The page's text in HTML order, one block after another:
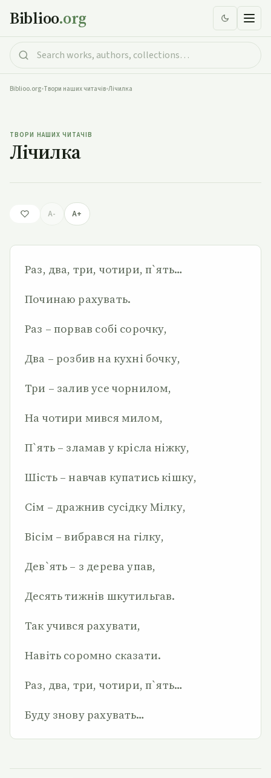
Biblioo.org
Biblioo.org•Твори наших читачів•Лічилка
ТВОРИ НАШИХ ЧИТАЧІВ
Лічилка
A- A+
Раз, два, три, чотири, п`ять…
Починаю рахувать.
Раз – порвав собі сорочку,
Два – розбив на кухні бочку,
Три – залив усе чорнилом,
На чотири мився милом,
П`ять – зламав у крісла ніжку,
Шість – навчав купатись кішку,
Сім – дражнив сусідку Мілку,
Вісім – вибрався на гілку,
Дев`ять – з дерева упав,
Десять тижнів шкутильгав.
Так учився рахувати,
Навіть соромно сказати.
Раз, два, три, чотири, п`ять…
Буду знову рахувать…